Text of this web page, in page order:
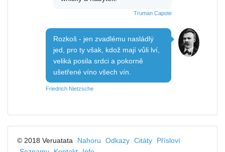
Truman Capote
Rozkoš - jen zvadlému nasládlý
jed, pro ty však, kdož mají vůli lví,
veliká posila srdci a pokorně
ušetřené víno všech vín.
Friedrich Nietzsche
© 2018 Veruatata Nahoru Odkazy Citáty
Přísloví